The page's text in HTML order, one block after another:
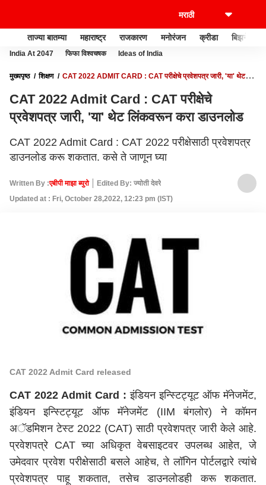
ताज्या बातम्या महाराष्ट्र राजकारण मनोरंजन क्रीडा बिझनेस
India At 2047 फिफा विश्वचषक Ideas of India
मुख्यपृष्ठ शिक्षण
​​CAT 2022 ADMIT CARD : CAT परीक्षेचे प्रवेशपत्र जारी, 'या' थेट
​​CAT 2022 Admit Card : CAT परीक्षेचे
प्रवेशपत्र जारी, 'या' थेट लिंकवरून करा डाउनलोड
​​CAT 2022 Admit Card : CAT 2022 परीक्षेसाठी प्रवेशपत्र
डाउनलोड करू शकतात. कसे ते जाणून घ्या
Written By :एबीपी माझा ब्युरो
Edited By: ज्योती देवरे
Updated at : Fri, October 28,2022, 12:23 pm (IST)
​​CAT 2022 Admit Card released
CAT 2022 Admit Card : इंडियन इन्स्टिट्यूट ऑफ मॅनेजमेंट,
इंडियन इन्स्टिट्यूट ऑफ मॅनेजमेंट (IIM बंगलोर) नेकॉमन
अॅडमिशन टेस्ट 2022 (CAT) साठी प्रवेशपत्र जारी केले आहे.
प्रवेशपत्रे CATच्या अधिकृत वेबसाइटवर उपलब्ध आहेत, जे
उमेदवार प्रवेश परीक्षेसाठी बसले आहेच, ते लॉगिन पोर्टलद्वारे त्यांचे
प्रवेशपत्र पाहू शकतात, तसेच डाउनलोडही करू शकतात.